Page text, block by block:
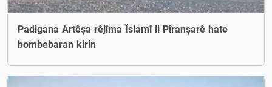
Padigana Artêşa rêjîma Îslamî li Pîranşarê hate
bombebaran kirin